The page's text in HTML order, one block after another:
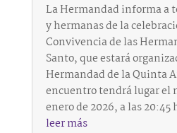
La Hermandad informa a
y hermanas de la
Convivencia de las
Santo, que estará
Hermandad de la Quinta
encuentro tendrá lugar el
enero de 2026, a las 20:45
leer más